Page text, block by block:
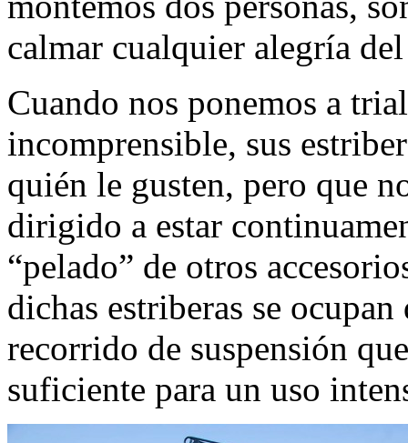
calmar cualquier alegría
Cuando nos ponemos a
incomprensible, sus
quién le gusten, pero que
dirigido a estar
“pelado” de otros
dichas estriberas se
recorrido de suspensión
suficiente para un uso